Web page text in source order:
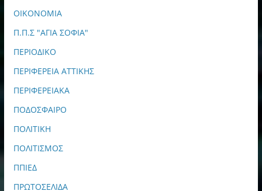
ΟΙΚΟΝΟΜΙΑ
Π.Π.Σ "ΑΓΙΑ ΣΟΦΙΑ"
ΠΕΡΙΟΔΙΚΟ
ΠΕΡΙΦΕΡΕΙΑ ΑΤΤΙΚΗΣ
ΠΕΡΙΦΕΡΕΙΑΚΑ
ΠΟΔΟΣΦΑΙΡΟ
ΠΟΛΙΤΙΚΗ
ΠΟΛΙΤΙΣΜΟΣ
ΠΠΙΕΔ
ΠΡΩΤΟΣΕΛΙΔΑ